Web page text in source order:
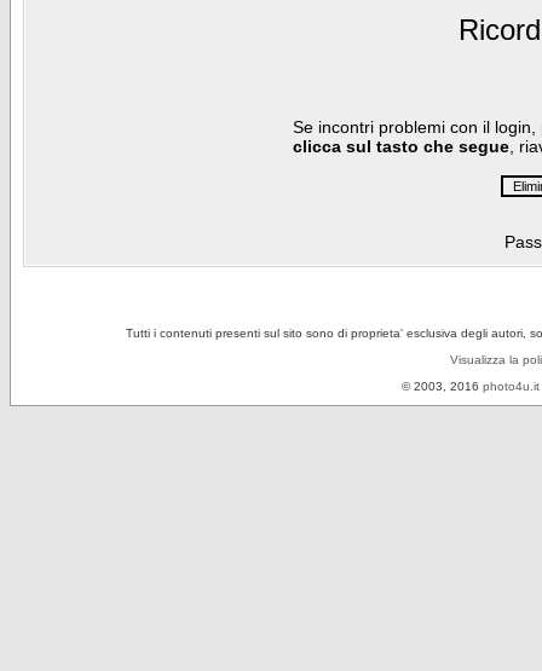
Se incontri problemi con il
clicca sul tasto che segue ,
Tutti i contenuti presenti sul sito sono di proprieta' esclusiva degli autori,
Visualizza la
© 2003, 2016 photo4u.it